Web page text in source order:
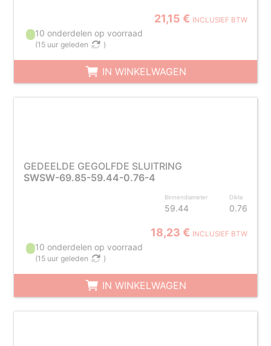
21,15 € INCLUSIEF BTW
10 onderdelen op voorraad
(15 uur geleden )
IN WINKELWAGEN
GEDEELDE GEGOLFDE SLUITRING
SWSW-69.85-59.44-0.76-4
Binnendiameter
59.44
Dikte
0.76
18,23 € INCLUSIEF BTW
10 onderdelen op voorraad
(15 uur geleden )
IN WINKELWAGEN